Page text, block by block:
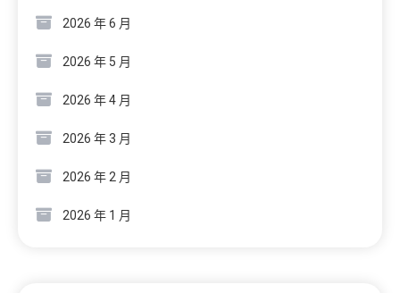
2026 年 6 月
2026 年 5 月
2026 年 4 月
2026 年 3 月
2026 年 2 月
2026 年 1 月